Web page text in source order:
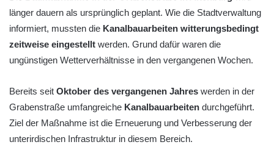
länger dauern als ursprünglich geplant. Wie die Stadtverwaltung
informiert, mussten die Kanalbauarbeiten witterungsbedingt
zeitweise eingestellt werden. Grund dafür waren die
ungünstigen Wetterverhältnisse in den vergangenen Wochen.
Bereits seit Oktober des vergangenen Jahres werden in der
Grabenstraße umfangreiche Kanalbauarbeiten durchgeführt.
Ziel der Maßnahme ist die Erneuerung und Verbesserung der
unterirdischen Infrastruktur in diesem Bereich.